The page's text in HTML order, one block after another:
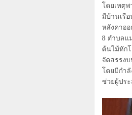
โดยเหตุ
มีบ้านเรื
หลังคาอ
8 ตำบลแ
ต้นไม้หัก
จัดสรรง
โดยมีกำ
ช่วยผู้ปร